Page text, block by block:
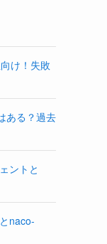
け！失敗
ある？過去
ントと
naco-